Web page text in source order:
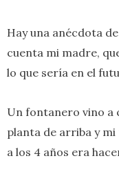
Hay una anécdota
cuenta mi madre,
lo que sería en el
Un fontanero vino a
planta de arriba y mi
a los 4 años era